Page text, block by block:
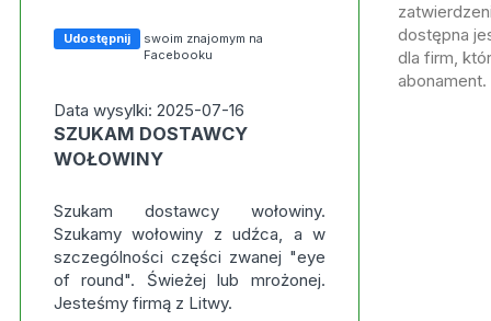
Udostępnij
swoim znajomym na
Facebooku
Data wysylki: 2025-07-16
SZUKAM DOSTAWCY
WOŁOWINY
Szukam dostawcy wołowiny.
Szukamy wołowiny z udźca, a w
szczególności części zwanej "eye
of round". Świeżej lub mrożonej.
Jesteśmy firmą z Litwy.
dostępna
dla firm,
abonament.